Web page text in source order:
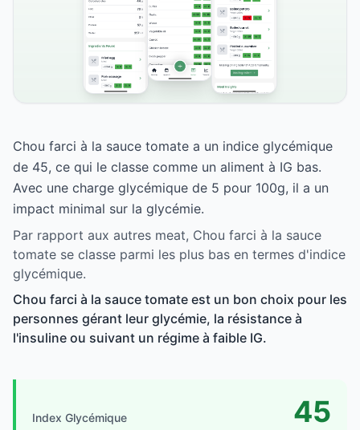
Chou farci à la sauce tomate a un indice glycémique
de 45, ce qui le classe comme un aliment à IG bas.
Avec une charge glycémique de 5 pour 100g, il a un
impact minimal sur la glycémie.
Par rapport aux autres meat, Chou farci à la sauce
tomate se classe parmi les plus bas en termes d'indice
glycémique.
Chou farci à la sauce tomate est un bon choix pour les
personnes gérant leur glycémie, la résistance à
l'insuline ou suivant un régime à faible IG.
Index Glycémique 45